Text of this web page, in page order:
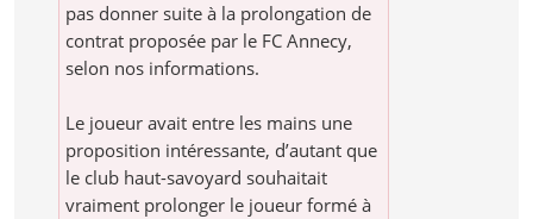
pas donner suite à la prolongation de
contrat proposée par le FC Annecy,
selon nos informations.
Le joueur avait entre les mains une
proposition intéressante, d’autant que
le club haut-savoyard souhaitait
vraiment prolonger le joueur formé à